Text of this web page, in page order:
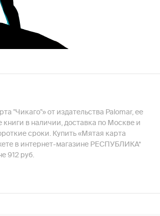
"Чикаго"» от издательства Palomar, ее
книги в наличии, доставка по Москве и
сроки. Купить «Мятая карта
в интернет-магазине РЕСПУБЛИКА*
912 руб.